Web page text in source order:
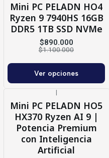
Mini PC PELADN HO4
Ryzen 9 7940HS 16GB
DDR5 1TB SSD NVMe
$890.000
$1.100.000
Ver opciones
Mini PC PELADN HO5
HX370 Ryzen AI 9 |
Potencia Premium
con Inteligencia
Artificial